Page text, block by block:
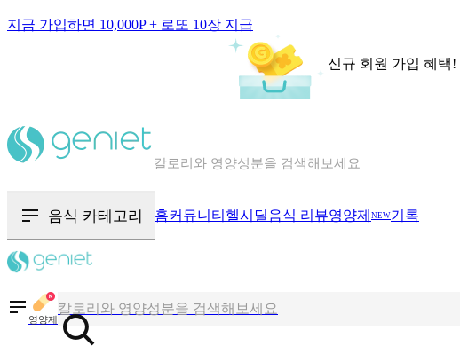
지금 가입하면 10,000P + 로또 10장 지급
신규 회원 가입 혜택!
칼로리와 영양성분을 검색해보세요
음식 카테고리 홈커뮤니티 헬시딜음식 리뷰영양제 NEW기록
영양제
칼로리와 영양성분을 검색해보세요
혈당 · 다이어트 음식 검색해보세요